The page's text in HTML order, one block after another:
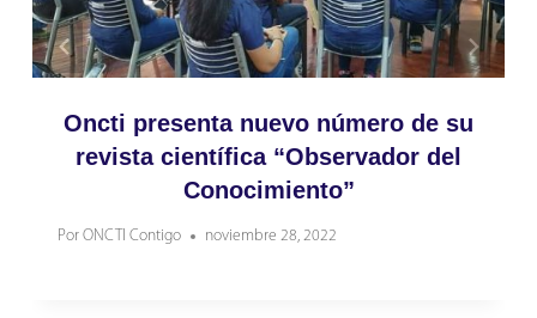
Oncti presenta nuevo número de su
revista científica “Observador del
Conocimiento”
Por ONCTI Contigo noviembre 28, 2022